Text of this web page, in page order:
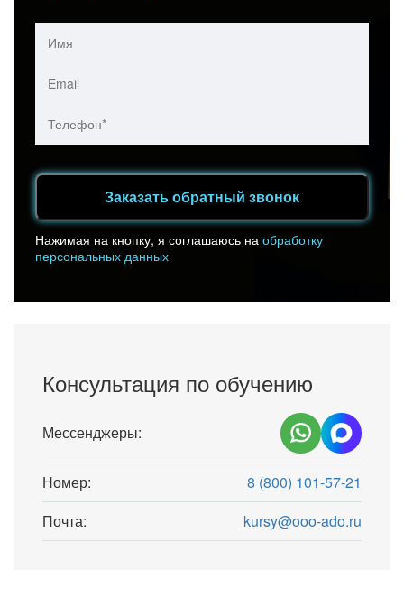
Заказать обратный звонок
Нажимая на кнопку, я соглашаюсь на обработку
персональных данных
Консультация по обучению
Мессенджеры:
Номер:
8 (800) 101-57-21
Почта:
kursy@ooo-ado.ru